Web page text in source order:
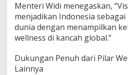
Menteri Widi menegaskan,
menjadikan Indonesia
dunia dengan menampilkan
wellness di kancah global.”
Dukungan Penuh dari Pilar
Lainnya